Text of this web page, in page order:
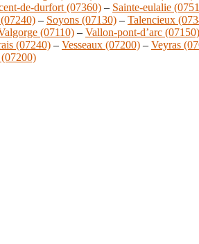
de-durfort (07360) – Sainte-eulalie
– Soyons (07130) – Talencieux
(07110) – Vallon-pont-d’arc (07150)
(07240) – Vesseaux (07200) – Veyras